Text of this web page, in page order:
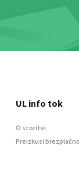
UL info tok
O storitvi
Preizkusi brezplačno